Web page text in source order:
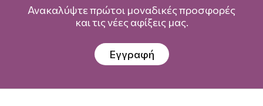
Ανακαλύψτε πρώτοι μοναδικές προσφορές
και τις νέες αφίξεις μας.
Εγγραφή